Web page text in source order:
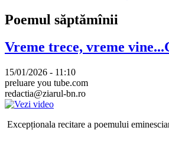
Poemul săptămînii
Vreme trece, vreme
15/01/2026 - 11:10
preluare you tube.com
redactia@ziarul-bn.ro
Excepționala recitare a poemului